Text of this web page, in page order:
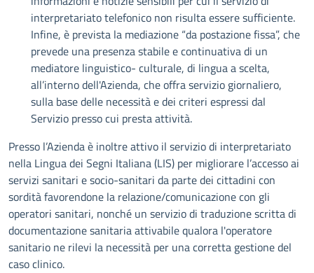
interpretariato telefonico non risulta essere sufficiente.
Infine, è prevista la mediazione “da postazione fissa”, che
prevede una presenza stabile e continuativa di un
mediatore linguistico- culturale, di lingua a scelta,
all’interno dell'Azienda, che offra servizio giornaliero,
sulla base delle necessità e dei criteri espressi dal
Servizio presso cui presta attività.
Presso l’Azienda è inoltre attivo il servizio di interpretariato
nella Lingua dei Segni Italiana (LIS) per migliorare l’accesso ai
servizi sanitari e socio-sanitari da parte dei cittadini con
sordità favorendone la relazione/comunicazione con gli
operatori sanitari, nonché un servizio di traduzione scritta di
documentazione sanitaria attivabile qualora l'operatore
sanitario ne rilevi la necessità per una corretta gestione del
caso clinico.